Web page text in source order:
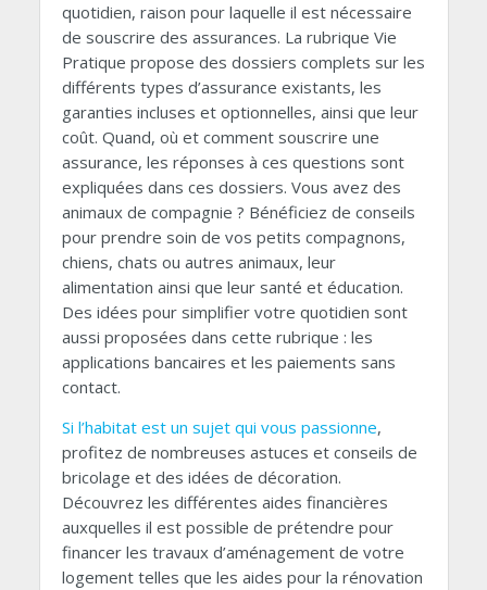
quotidien, raison pour laquelle il est nécessaire
de souscrire des assurances. La rubrique Vie
Pratique propose des dossiers complets sur les
différents types d’assurance existants, les
garanties incluses et optionnelles, ainsi que leur
coût. Quand, où et comment souscrire une
assurance, les réponses à ces questions sont
expliquées dans ces dossiers. Vous avez des
animaux de compagnie ? Bénéficiez de conseils
pour prendre soin de vos petits compagnons,
chiens, chats ou autres animaux, leur
alimentation ainsi que leur santé et éducation.
Des idées pour simplifier votre quotidien sont
aussi proposées dans cette rubrique : les
applications bancaires et les paiements sans
contact.
Si l’habitat est un sujet qui vous passionne,
profitez de nombreuses astuces et conseils de
bricolage et des idées de décoration.
Découvrez les différentes aides financières
auxquelles il est possible de prétendre pour
financer les travaux d’aménagement de votre
logement telles que les aides pour la rénovation